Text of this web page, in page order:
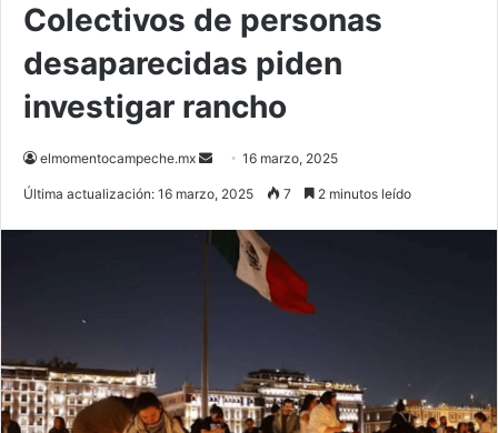
Colectivos de personas
desaparecidas piden
investigar rancho
elmomentocampeche.mx
Send16 marzo, 2025
Última actualización: 16 marzo, 2025 7 2 minutos leído